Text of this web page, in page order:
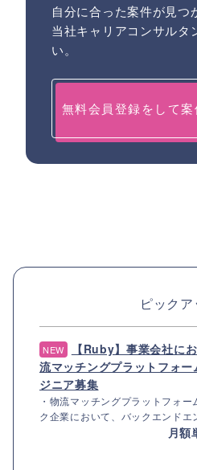
自分に合った案件が見つ
当社キャリアコンサルタ
い。
無料会員登録をして
ピック
NEW
【Ruby】事業会社に
流マッチングプラットフォ
ジニア募集
・物流マッチングプラットフォ
ク企業において、バックエンドエ
月額